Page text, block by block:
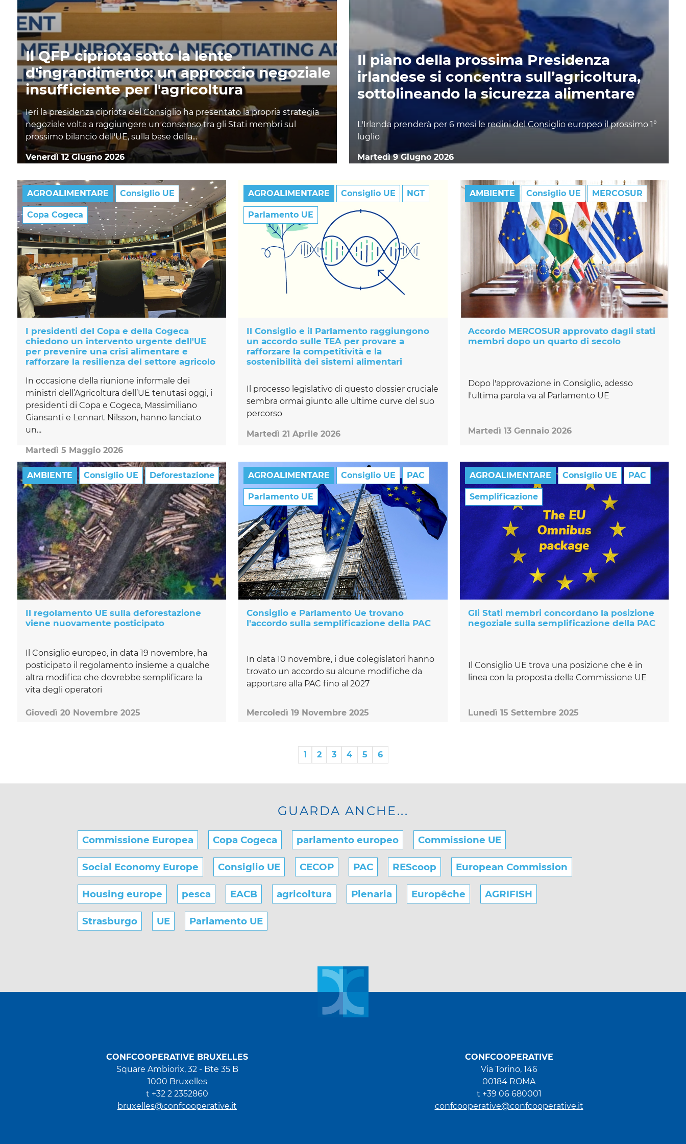
Il QFP cipriota sotto la lente
d'ingrandimento: un approccio negoziale
insufficiente per l'agricoltura
Ieri la presidenza cipriota del Consiglio ha presentato la propria strategia
negoziale volta a raggiungere un consenso tra gli Stati membri sul
prossimo bilancio dell'UE, sulla base della...
Venerdì 12 Giugno 2026
Il piano della prossima Presidenza
irlandese si concentra sull’agricoltura,
sottolineando la sicurezza alimentare
L'Irlanda prenderà per 6 mesi le redini del Consiglio europeo il prossimo 1°
luglio
Martedì 9 Giugno 2026
AGROALIMENTARE Consiglio UE
Copa Cogeca
I presidenti del Copa e della Cogeca
chiedono un intervento urgente dell'UE
per prevenire una crisi alimentare e
rafforzare la resilienza del settore agricolo
In occasione della riunione informale dei
ministri dell’Agricoltura dell’UE tenutasi oggi, i
presidenti di Copa e Cogeca, Massimiliano
Giansanti e Lennart Nilsson, hanno lanciato
un...
Martedì 5 Maggio 2026
AGROALIMENTARE Consiglio UE NGT
Parlamento UE
Il Consiglio e il Parlamento raggiungono
un accordo sulle TEA per provare a
rafforzare la competitività e la
sostenibilità dei sistemi alimentari
Il processo legislativo di questo dossier cruciale
sembra ormai giunto alle ultime curve del suo
percorso
Martedì 21 Aprile 2026
AMBIENTE Consiglio UE MERCOSUR
Accordo MERCOSUR approvato dagli stati
membri dopo un quarto di secolo
Dopo l'approvazione in Consiglio, adesso
l'ultima parola va al Parlamento UE
Martedì 13 Gennaio 2026
AMBIENTE Consiglio UE Deforestazione
Il regolamento UE sulla deforestazione
viene nuovamente posticipato
Il Consiglio europeo, in data 19 novembre, ha
posticipato il regolamento insieme a qualche
altra modifica che dovrebbe semplificare la
vita degli operatori
Giovedì 20 Novembre 2025
AGROALIMENTARE Consiglio UE PAC
Parlamento UE
Consiglio e Parlamento Ue trovano
l'accordo sulla semplificazione della PAC
In data 10 novembre, i due colegislatori hanno
trovato un accordo su alcune modifiche da
apportare alla PAC fino al 2027
Mercoledì 19 Novembre 2025
AGROALIMENTARE Consiglio UE PAC
Semplificazione
Gli Stati membri concordano la posizione
negoziale sulla semplificazione della PAC
Il Consiglio UE trova una posizione che è in
linea con la proposta della Commissione UE
Lunedì 15 Settembre 2025
1 2 3 4 5 6
GUARDA ANCHE...
Commissione Europea Copa Cogeca parlamento europeo Commissione UE
Social Economy Europe Consiglio UE CECOP PAC REScoop European Commission
Housing europe pesca EACB agricoltura Plenaria Europêche AGRIFISH
Strasburgo UE Parlamento UE
CONFCOOPERATIVE BRUXELLES
Square Ambiorix, 32 - Bte 35 B
1000 Bruxelles
t +32 2 2352860
bruxelles@confcooperative.it
CONFCOOPERATIVE
Via Torino, 146
00184 ROMA
t +39 06 680001
confcooperative@confcooperative.it